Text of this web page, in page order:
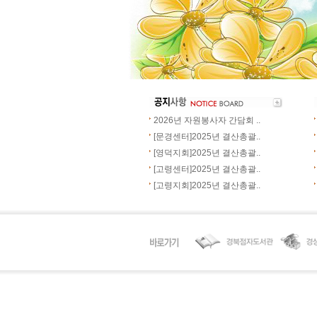
2026년 자원봉사자 간담회 ..
[문경센터]2025년 결산총괄..
[영덕지회]2025년 결산총괄..
[고령센터]2025년 결산총괄..
[고령지회]2025년 결산총괄..